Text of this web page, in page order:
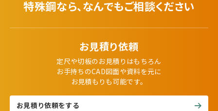
特殊鋼なら、なんでもご相談ください
お見積り依頼
定尺や切板のお見積りはもちろん
お手持ちのCAD図面や資料を元に
お見積もりも可能です。
お見積り依頼をする